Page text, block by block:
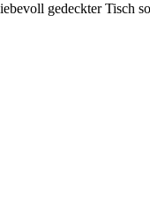
gedeckter Tisch